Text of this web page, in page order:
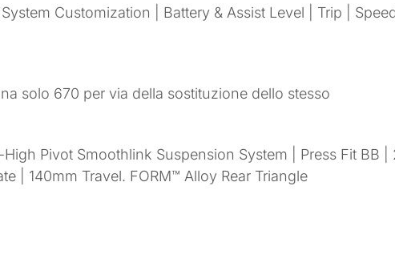
Customization | Battery & Assist Level | Trip |
solo 670 per via della sostituzione dello stesso
Pivot Smoothlink Suspension System | Press Fit BB |
| 140mm Travel. FORM™ Alloy Rear Triangle